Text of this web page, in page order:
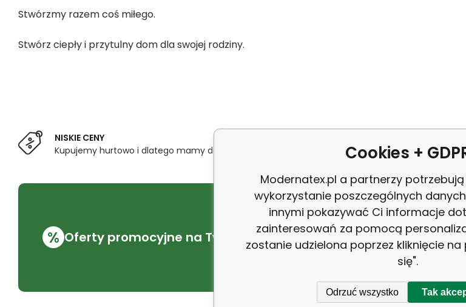
Stwórzmy razem coś miłego.
Stwórz ciepły i przytulny dom dla swojej rodziny.
NISKIE CENY
Kupujemy hurtowo i dlatego mamy dobre relacje z dostawcami
% Oferty promocyjne na Twój e-mail
ZALOGUJ
SIE
Cookies +
Modernatex.pl a partnerzy
wykorzystanie poszczególnych
innymi pokazywać Ci informacje
zainteresowań za pomocą
zostanie udzielona poprzez kliknięcie na
się".
Odrzuć wszystko Tak